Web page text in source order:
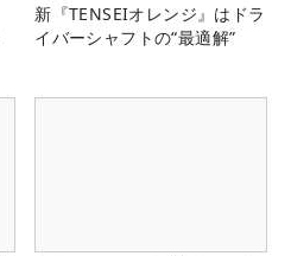
新『TENSEIオレンジ』はドラ
イバーシャフトの“最適解”